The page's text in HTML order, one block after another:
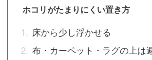
ホコリがたまりにくい置き方
床から少し浮かせる
布・カーペット・ラグの上は